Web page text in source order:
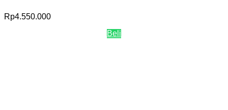
Rp4.550.000
Beli